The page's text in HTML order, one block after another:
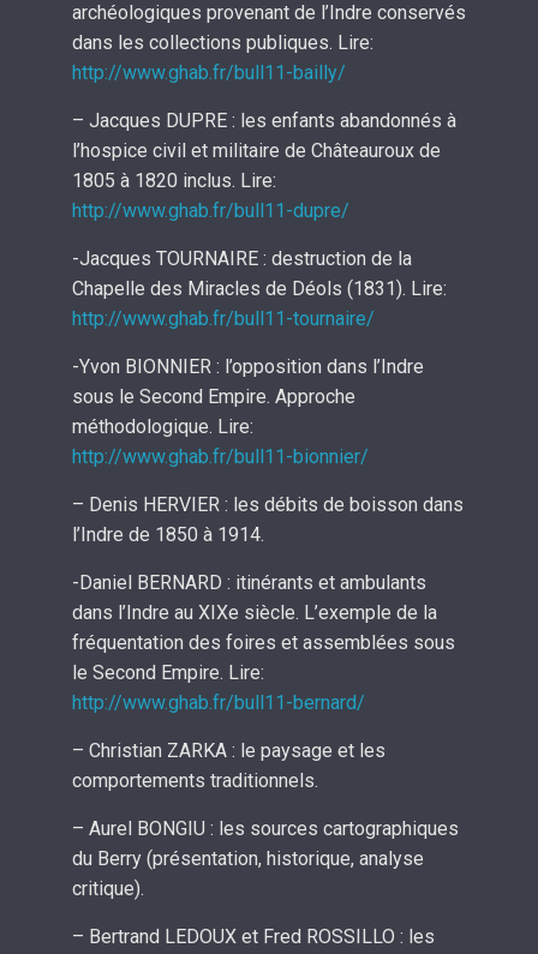
archéologiques provenant de l’Indre conservés
dans les collections publiques. Lire:
http://www.ghab.fr/bull11-bailly/
– Jacques DUPRE : les enfants abandonnés à
l’hospice civil et militaire de Châteauroux de
1805 à 1820 inclus. Lire:
http://www.ghab.fr/bull11-dupre/
-Jacques TOURNAIRE : destruction de la
Chapelle des Miracles de Déols (1831). Lire:
http://www.ghab.fr/bull11-tournaire/
-Yvon BIONNIER : l’opposition dans l’Indre
sous le Second Empire. Approche
méthodologique. Lire:
http://www.ghab.fr/bull11-bionnier/
– Denis HERVIER : les débits de boisson dans
l’Indre de 1850 à 1914.
-Daniel BERNARD : itinérants et ambulants
dans l’Indre au XIXe siècle. L’exemple de la
fréquentation des foires et assemblées sous
le Second Empire. Lire:
http://www.ghab.fr/bull11-bernard/
– Christian ZARKA : le paysage et les
comportements traditionnels.
– Aurel BONGIU : les sources cartographiques
du Berry (présentation, historique, analyse
critique).
– Bertrand LEDOUX et Fred ROSSILLO : les